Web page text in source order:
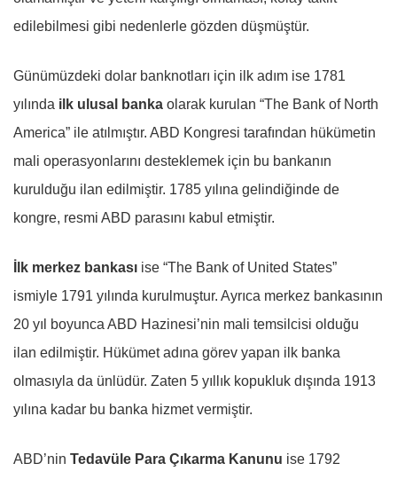
edilebilmesi gibi nedenlerle gözden düşmüştür.
Günümüzdeki dolar banknotları için ilk adım ise 1781
yılında ilk ulusal banka olarak kurulan “The Bank of North
America” ile atılmıştır. ABD Kongresi tarafından hükümetin
mali operasyonlarını desteklemek için bu bankanın
kurulduğu ilan edilmiştir. 1785 yılına gelindiğinde de
kongre, resmi ABD parasını kabul etmiştir.
İlk merkez bankası ise “The Bank of United States”
ismiyle 1791 yılında kurulmuştur. Ayrıca merkez bankasının
20 yıl boyunca ABD Hazinesi’nin mali temsilcisi olduğu
ilan edilmiştir. Hükümet adına görev yapan ilk banka
olmasıyla da ünlüdür. Zaten 5 yıllık kopukluk dışında 1913
yılına kadar bu banka hizmet vermiştir.
ABD’nin Tedavüle Para Çıkarma Kanunu ise 1792